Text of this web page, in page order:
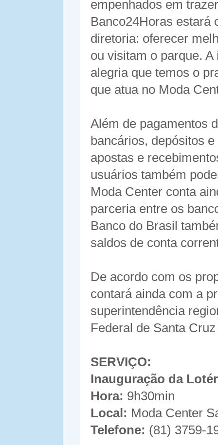
empenhados em
Banco24Horas estará
diretoria: oferecer
ou visitam o parque.
alegria que temos o
que atua no Moda
Além de pagamentos
bancários, depósitos
apostas e
usuários também
Moda Center conta
parceria entre os
Banco do Brasil
saldos de conta
De acordo com os
contará ainda com a
superintendência
Federal de Santa
SERVIÇO:
Inauguração da
Hora: 9h30min
Local: Moda Center
Telefone: (81) 3759-